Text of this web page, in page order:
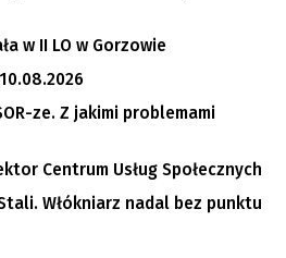
w II LO w Gorzowie
ze. Z jakimi problemami
Centrum Usług Społecznych
Włókniarz nadal bez punktu